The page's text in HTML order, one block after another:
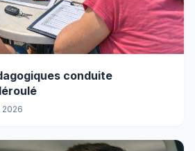
conduite
2026